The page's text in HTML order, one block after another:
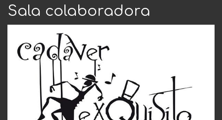
Sala colaboradora